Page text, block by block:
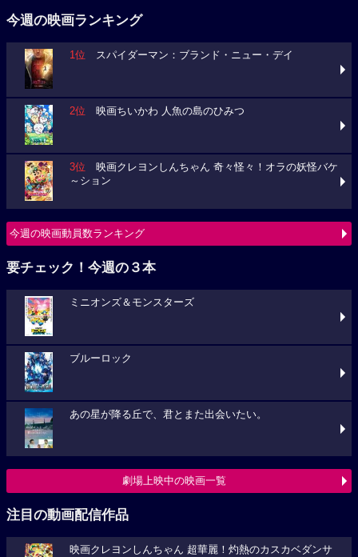
今週の映画ランキング
1位 スパイダーマン：ブランド・ニュー・デイ
2位 映画ちいかわ 人魚の島のひみつ
3位 映画クレヨンしんちゃん 奇々怪々！オラの妖怪バケ
～ション
今週の映画動員数ランキング
要チェック！今週の３本
ミニオンズ＆モンスターズ
ブルーロック
あの星が降る丘で、君とまた出会いたい。
劇場上映中の映画一覧
注目の動画配信作品
映画クレヨンしんちゃん 超華麗！灼熱のカスカベダンサ